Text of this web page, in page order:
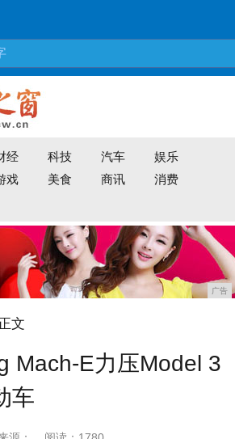
经 科技 汽车
娱乐
戏 美食 商讯
消费
广告
文
Mach-E力压Model 3
车